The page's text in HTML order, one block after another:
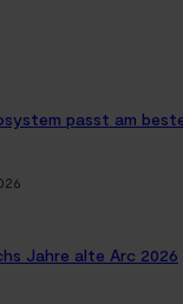
passt am
Jahre alte Arc 2026